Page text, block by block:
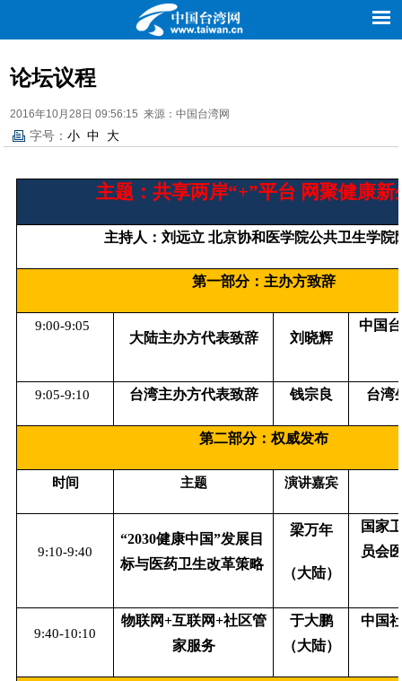
论坛议程
2016年10月28日 09:56:15 来源：中国台湾网
字号： 小 中 大
主题：共享两岸“+”平台 网聚健康新
主持人：刘远立 北京协和医学院公共卫生学院
第一部分：主办方致辞
9:00-9:05
大陆主办方代表致辞 刘晓辉
中国
9:05-9:10 台湾主办方代表致辞 钱宗良 台湾
第二部分：权威发布
时间 主题 演讲嘉宾
9:10-9:40
“2030健康中国”发展目
标与医药卫生改革策略
梁万年
（大陆）
国家
员会
9:40-10:10
物联网+互联网+社区管
家服务
于大鹏
（大陆）
中国